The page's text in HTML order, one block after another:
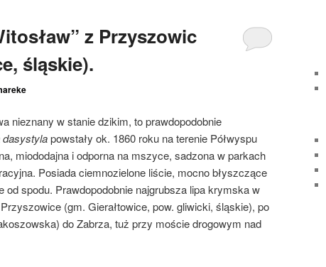
z Przyszowic
śląskie).
nieznany w stanie dzikim, to prawdopodobnie
dasystylapowstały ok. 1860 roku na terenie Półwyspu
miododajna i odporna na mszyce, sadzona w parkach
Posiada ciemnozielone liście, mocno błyszczące
od spodu. Prawdopodobnie najgrubsza lipa krymska w
(gm. Gierałtowice, pow. gliwicki, śląskie), po
do Zabrza, tuż przy moście drogowym nad